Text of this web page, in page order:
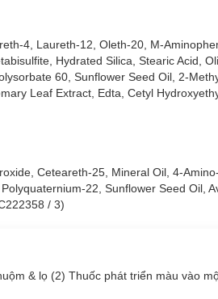
Riche phù hợp với loại
4, Laureth-12, Oleth-20, M-
Hydrated Silica, Stearic Acid,
60, Sunflower Seed Oil, 2-
Leaf Extract, Edta, Cetyl
Ceteareth-25, Mineral Oil, 4-
22, Sunflower Seed Oil,
/ 3)
& lọ (2) Thuốc phát triển màu vào